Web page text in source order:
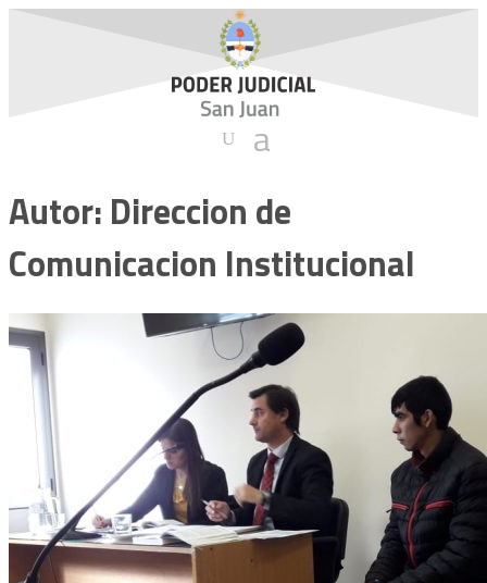
Autor: Direccion de
Comunicacion Institucional